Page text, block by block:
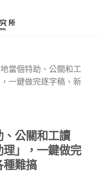
當個特助、公關和工
一鍵做完逐字稿、新
公關和工讀
」，一鍵做完
種難搞